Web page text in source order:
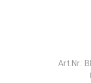
Art.Nr.: